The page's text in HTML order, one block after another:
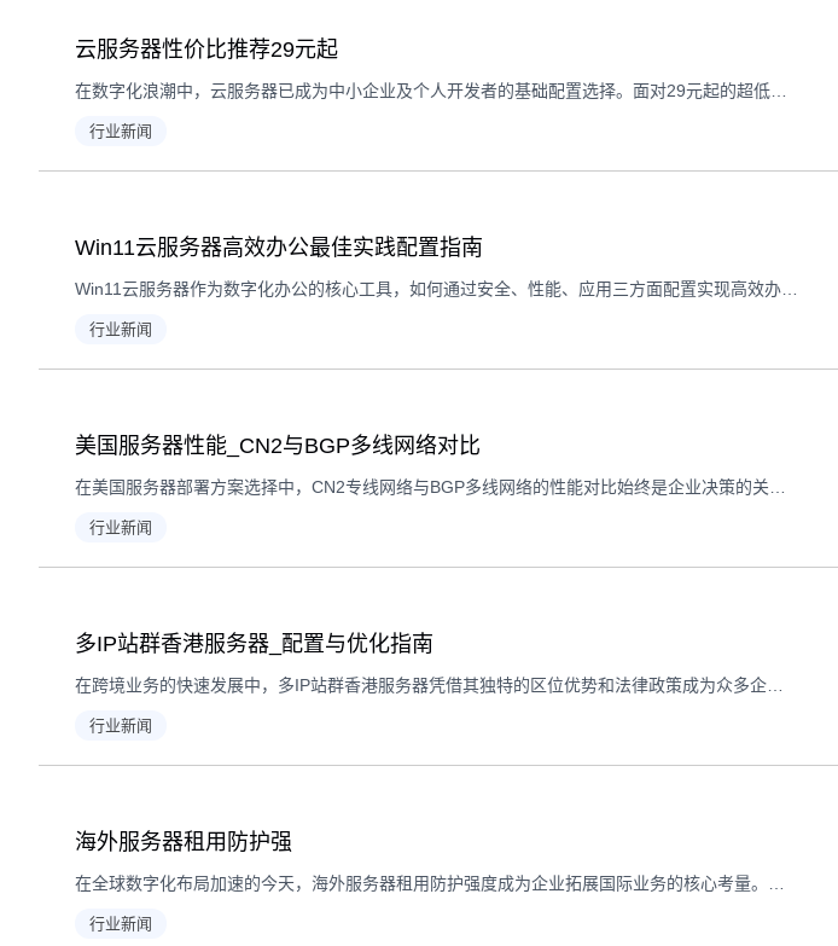
云服务器性价比推荐29元起
行业新闻
Win11云服务器高效办公最佳实践配置指南
行业新闻
美国服务器性能_CN2与BGP多线网络对比
行业新闻
多IP站群香港服务器_配置与优化指南
行业新闻
海外服务器租用防护强
行业新闻